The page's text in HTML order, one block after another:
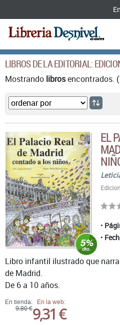
LIBROS DE LA EDITORIAL:
Mostrando librosencontrados.
EL
En tienda:
9,80 €
En la web:
9,31 €
Libro infantil ilustrado que
de Madrid.
De 6 a 10 años.